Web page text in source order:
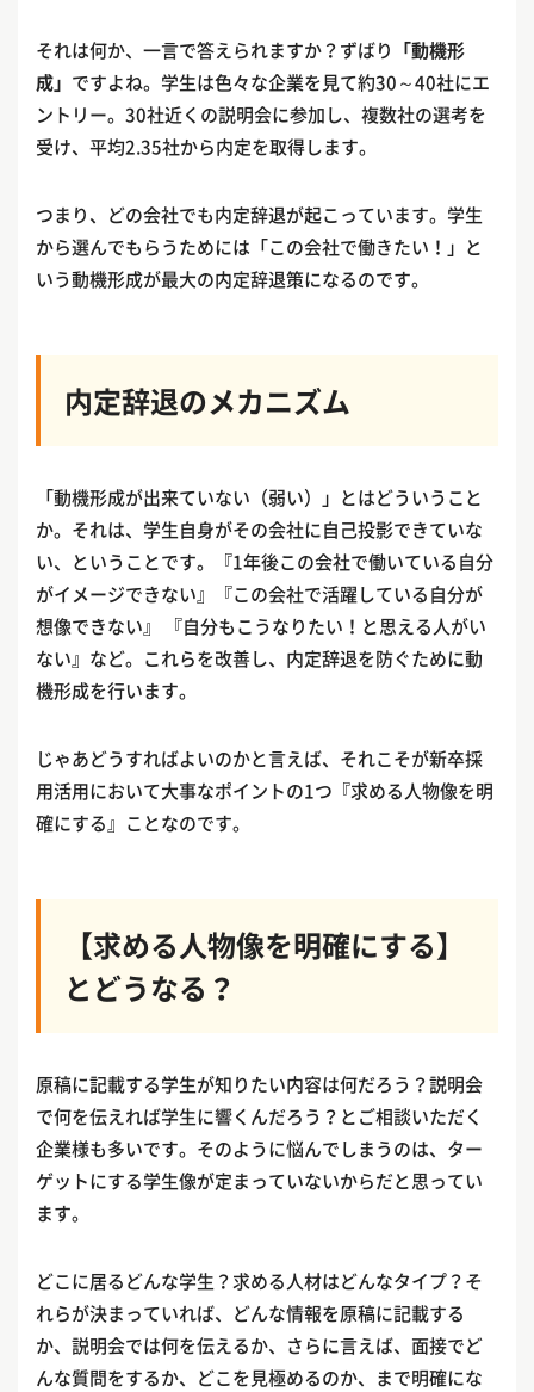
それは何か、一言で答えられますか？ずばり 「動機形
成」 ですよね。学生は色々な企業を見て約30～40社にエ
ントリー。30社近くの説明会に参加し、複数社の選考を
受け、平均2.35社から内定を取得します。
つまり、どの会社でも内定辞退が起こっています。学生
から選んでもらうためには「この会社で働きたい！」と
いう動機形成が最大の内定辞退策になるのです。
内定辞退のメカニズム
「動機形成が出来ていない（弱い）」とはどういうこと
か。それは、学生自身がその会社に自己投影できていな
い、ということです。『1年後この会社で働いている自分
がイメージできない』『この会社で活躍している自分が
想像できない』 『自分もこうなりたい！と思える人がい
ない』など。これらを改善し、内定辞退を防ぐために動
機形成を行います。
じゃあどうすればよいのかと言えば、それこそが新卒採
用活用において大事なポイントの1つ『求める人物像を明
確にする』ことなのです。
【求める人物像を明確にする】
とどうなる？
原稿に記載する学生が知りたい内容は何だろう？説明会
で何を伝えれば学生に響くんだろう？とご相談いただく
企業様も多いです。そのように悩んでしまうのは、ター
ゲットにする学生像が定まっていないからだと思ってい
ます。
どこに居るどんな学生？求める人材はどんなタイプ？そ
れらが決まっていれば、どんな情報を原稿に記載する
か、説明会では何を伝えるか、さらに言えば、面接でど
んな質問をするか、どこを見極めるのか、まで明確にな